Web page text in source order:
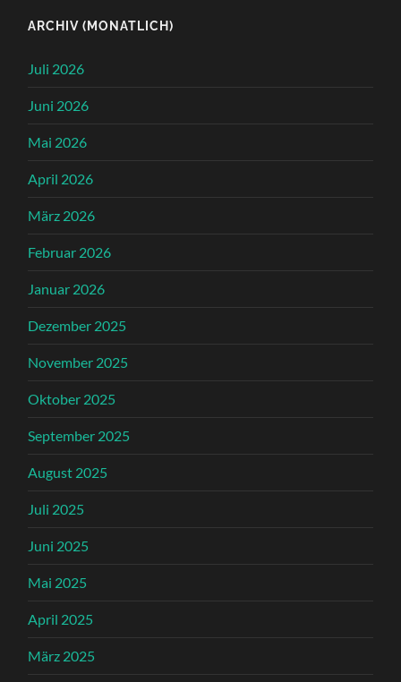
ARCHIV (MONATLICH)
Juli 2026
Juni 2026
Mai 2026
April 2026
März 2026
Februar 2026
Januar 2026
Dezember 2025
November 2025
Oktober 2025
September 2025
August 2025
Juli 2025
Juni 2025
Mai 2025
April 2025
März 2025